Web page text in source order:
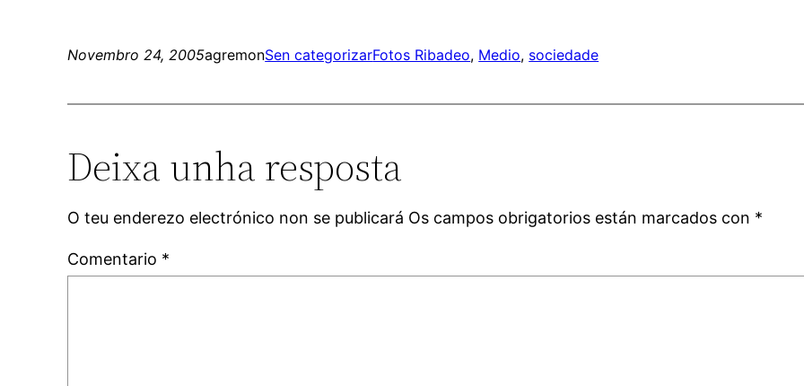
Novembro 24, 2005agremonSen categorizarFotos Ribadeo, Medio, sociedade
Deixa unha resposta
O teu enderezo electrónico non se publicará Os campos obrigatorios están marcados con *
Comentario *